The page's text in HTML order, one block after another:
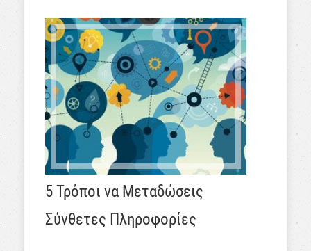
5 Τρόποι να Μεταδώσεις
Σύνθετες Πληροφορίες